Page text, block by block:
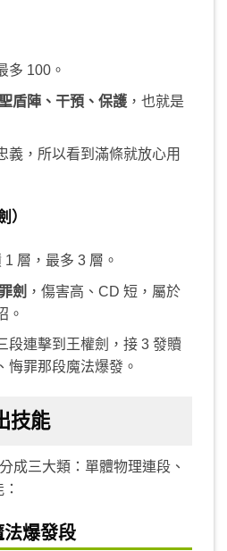
多 100。
盾陣、干預、保護，也就是
義，所以看到滿條就放心用
）
1 層，最多 3 層。
劍 ，傷害高、CD 短，屬於
。
段連擊到王權劍，接 3 發贖
悔罪那段魔法爆發。
技能
成三大類：單體物理連段、
爆發段